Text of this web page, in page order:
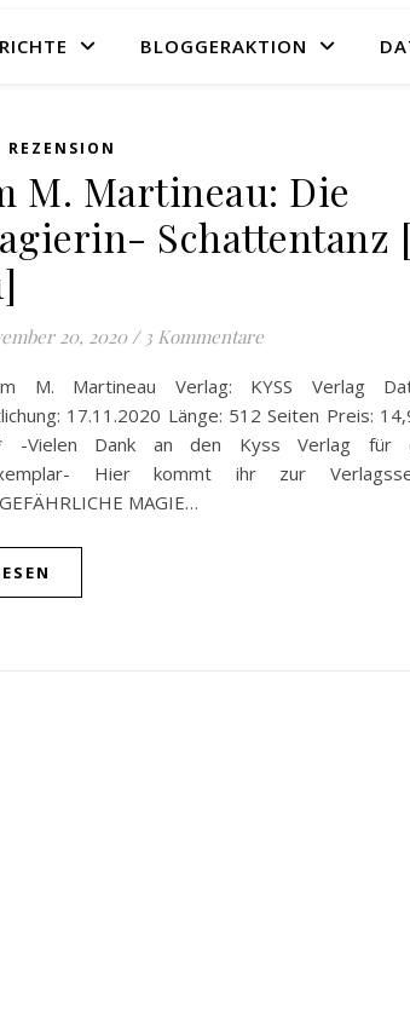
BLOGGERAKTION
REZENSION
M. Martineau: Die
Schattentanz [
20, 2020/ 3 Kommentare
M. Martineau Verlag: KYSS Verlag
17.11.2020 Länge: 512 Seiten Preis:
-Vielen Dank an den Kyss Verlag für
Hier kommt ihr zur
MAGIE…